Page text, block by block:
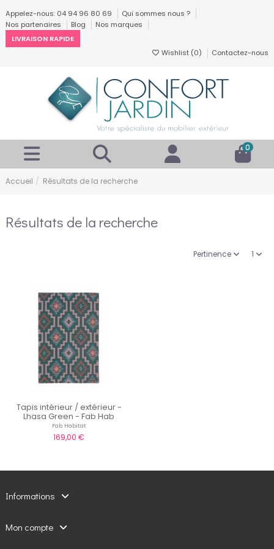
Appelez-nous: 04 94 96 80 69
Qui sommes nous ?
Nos partenaires
Blog
Nos marques
LIVRAISON RAPIDE
Wishlist (0) Contactez-nous
0
Accueil Résultats de la recherche
Résultats de la recherche
Pertinence 1
Tapis intérieur / extérieur -
Lhasa Green - Fab Hab
Fab Habitat
169,00 €
Informations
Mon compte